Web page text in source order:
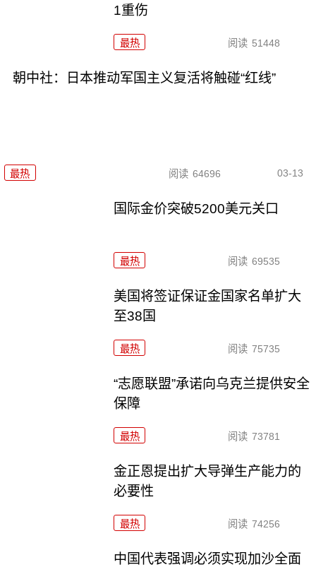
1重伤
最热 阅读 51448
朝中社：日本推动军国主义复活将触碰“红线”
最热 阅读 64696 03-13
国际金价突破5200美元关口
最热 阅读 69535
美国将签证保证金国家名单扩大
至38国
最热 阅读 75735
“志愿联盟”承诺向乌克兰提供安全
保障
最热 阅读 73781
金正恩提出扩大导弹生产能力的
必要性
最热 阅读 74256
中国代表强调必须实现加沙全面